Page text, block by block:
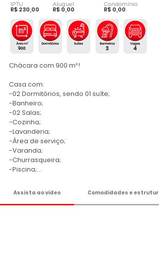
IPTU
R$ 230,00
Aluguel
R$ 0,00
Condomínio
R$ 0,00
3 4
900
Chácara com 900 m²!
Casa com:
-02 Dormitórios, sendo 01 suíte;
-Banheiro;
-02 Salas;
-Cozinha;
-Lavanderia;
-Área de serviço;
-Varanda;
-Churrasqueira;
-Piscina;
-Loteamento com várias chácaras já
formadas;
-Ideal para moradia ou lazer!
Assista ao vídeo Comodidades e estrutura